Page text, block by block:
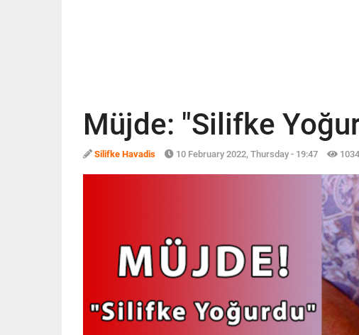
Müjde: "Silifke
Silifke Havadis 10 February 2022, Thursday - 19:47